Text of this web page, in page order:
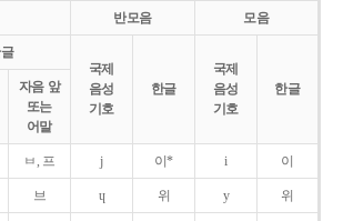
반모음 모음
국제
음성
기호
한글
국제
음성
기호
한글
자음 앞
또는
어말
ㅂ, 프 j 이* i 이
브 ɥ 위 y 위